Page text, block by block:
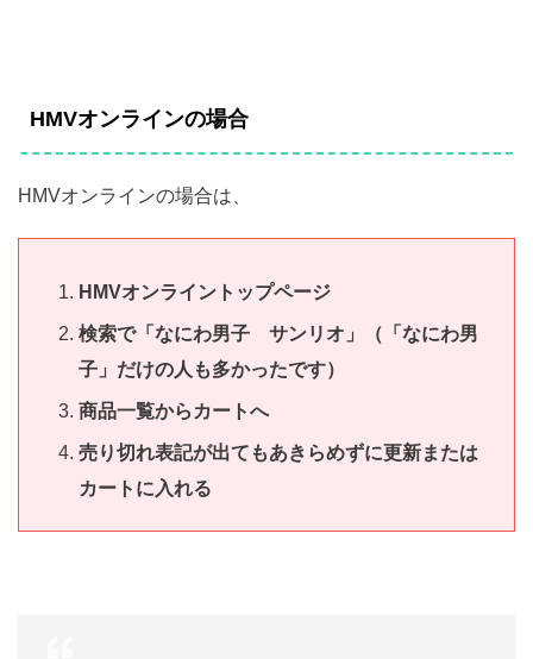
HMVオンラインの場合
HMVオンラインの場合は、
HMVオンライントップページ
検索で「なにわ男子 サンリオ」（「なにわ男
子」だけの人も多かったです）
商品一覧からカートへ
売り切れ表記が出てもあきらめずに更新または
カートに入れる